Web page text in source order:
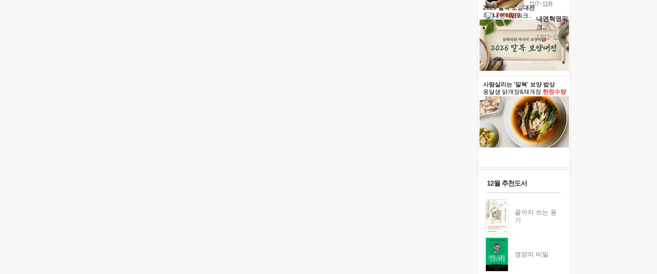
11/7~11/8
내면혁명워
크..
12/12~12/13
2026 말복 보양대전
최대74%할인
사람살리는 '말복' 보양 밥상
옹달샘 닭개장&채개장 한정수량
12월 추천도서
끝까지 쓰는 용
기
영양의 비밀